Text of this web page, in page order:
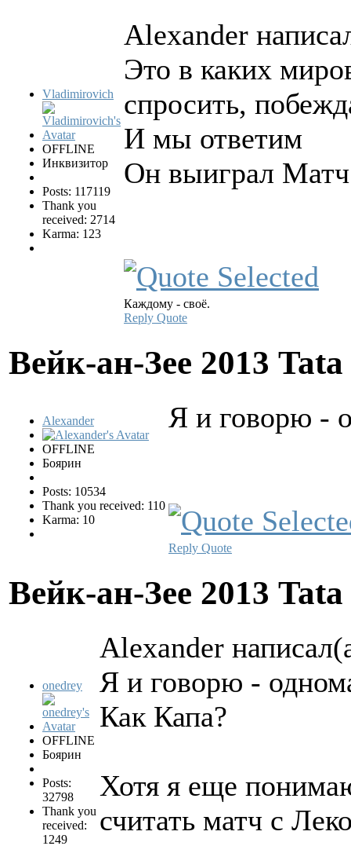
Vladimirovich
OFFLINE
Инквизитор
Posts: 117119
Thank you
received: 2714
Karma: 123
Alexander
Это в каких
спросить,
И мы ответим
Он выиграл
Каждому - своё.
Reply Quote
Вейк-ан-Зее 2013
Alexander
OFFLINE
Боярин
Posts: 10534
Thank you received: 110
Karma: 10
Я и говорю -
Reply Quote
Вейк-ан-Зее 2013
onedrey
OFFLINE
Боярин
Posts:
32798
Thank you
received:
1249
Alexander
Я и говорю -
Как Капа?
Хотя я еще
считать матч с